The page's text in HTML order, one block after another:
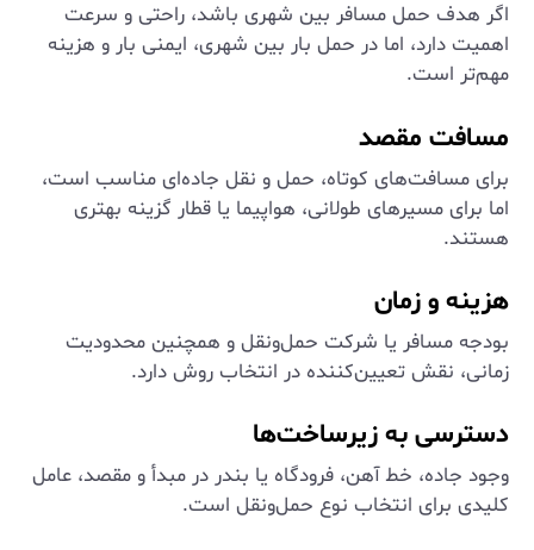
اگر هدف حمل مسافر بین شهری باشد، راحتی و سرعت
اهمیت دارد، اما در حمل بار بین شهری، ایمنی بار و هزینه
مهم‌تر است.
مسافت مقصد
برای مسافت‌های کوتاه، حمل و نقل جاده‌ای مناسب است،
اما برای مسیرهای طولانی، هواپیما یا قطار گزینه بهتری
هستند.
هزینه و زمان
بودجه مسافر یا شرکت حمل‌ونقل و همچنین محدودیت
زمانی، نقش تعیین‌کننده در انتخاب روش دارد.
دسترسی به زیرساخت‌ها
وجود جاده، خط آهن، فرودگاه یا بندر در مبدأ و مقصد، عامل
کلیدی برای انتخاب نوع حمل‌ونقل است.